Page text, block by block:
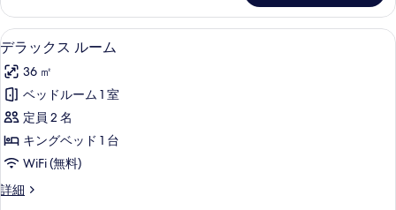
表
示
す
る
細
デ
ラ
ッ
ク
ス
ル
ー
ム
ピロートップベッド、ミニバー (無
6
デラックス ルーム
36 ㎡
ベッドルーム 1 室
定員 2 名
キングベッド 1 台
WiFi (無料)
詳細
デ